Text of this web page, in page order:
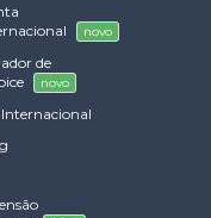
novo
de
novo